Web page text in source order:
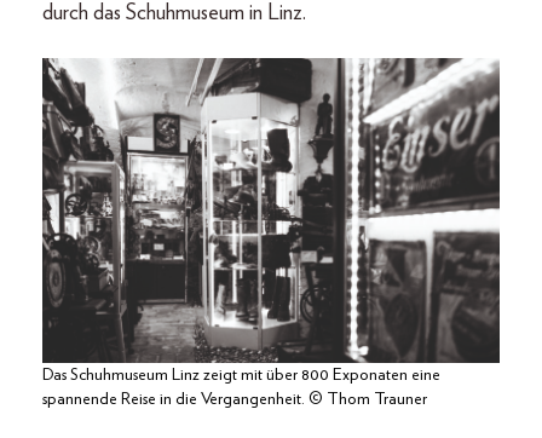
durch das Schuhmuseum in Linz.
Das Schuhmuseum Linz zeigt mit über 800 Exponaten eine
spannende Reise in die Vergangenheit. © Thom Trauner